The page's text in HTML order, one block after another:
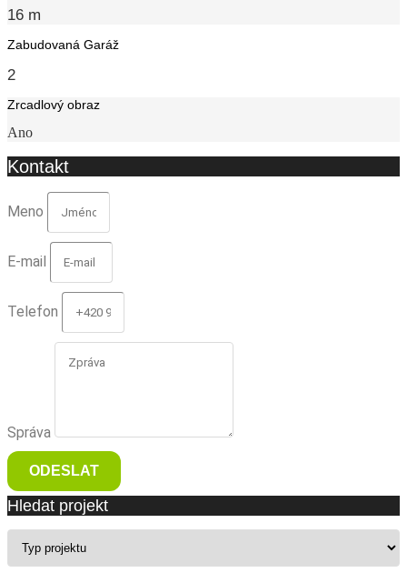
16 m
Zabudovaná Garáž
2
Zrcadlový obraz
Ano
Kontakt
Meno
E-mail
Telefon
Správa
ODESLAT
Hledat projekt